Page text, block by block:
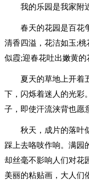
我的乐园是我家附
春天的花园是百花
清香四溢，花洁如玉;
似霞;迎春花吐出嫩黄的
夏天的草地上开着
下，闪烁着迷人的光彩
子，即使汗流浃背也愿
秋天，成片的落叶
踩上去咯吱作响。满园
却丝毫不影响人们对
美丽的粘贴画，大人们